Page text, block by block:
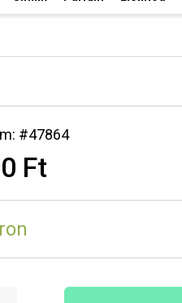
#47864
Ft